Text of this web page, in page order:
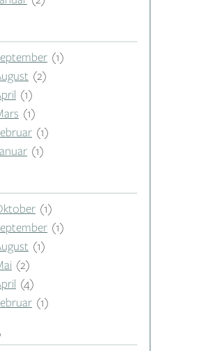
(1)
(2)
(1)
(1)
(1)
(1)
(1)
(1)
(1)
(2)
(4)
(1)